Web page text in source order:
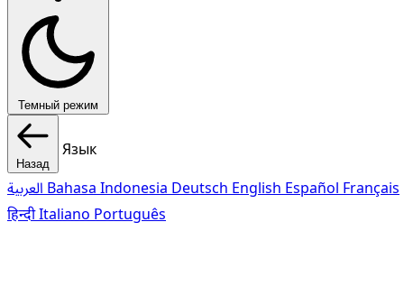
Темный режим
Назад
Язык
Bahasa Indonesia Deutsch English Español Français
हिन्दीItaliano Português